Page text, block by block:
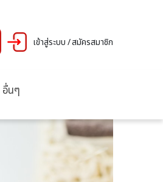
เข้าสู่ระบบ/สมัครสมาชิก
อื่นๆ